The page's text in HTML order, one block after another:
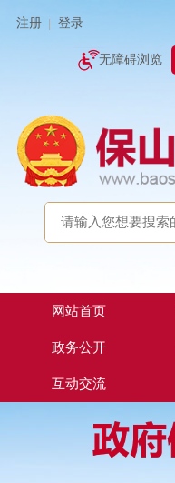
注册 登录
无障碍浏览
网站首页
政务公开
互动交流